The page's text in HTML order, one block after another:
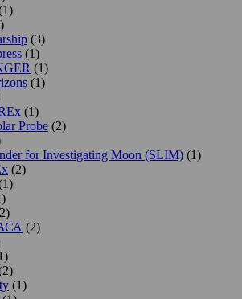
(3)
(1)
(1)
(1)
(1)
Probe (2)
for Investigating Moon (SLIM) (1)
(2)
(2)
(1)